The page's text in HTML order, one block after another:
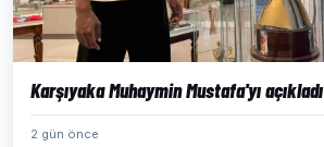
Karşıyaka Muhaymin Mustafa'yı açıkladı
2 gün önce